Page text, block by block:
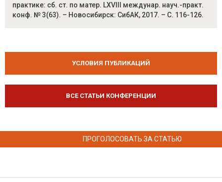
практике: сб. ст. по матер. LXVIII междунар. науч.-практ.
конф. № 3(63). – Новосибирск: СибАК, 2017. – С. 116-126.
УСЛОВИЯ ПУБЛИКАЦИЙ
ВСЕ СТАТЬИ КОНФЕРЕНЦИИ
ПРОГОЛОСОВАТЬ ЗА СТАТЬЮ